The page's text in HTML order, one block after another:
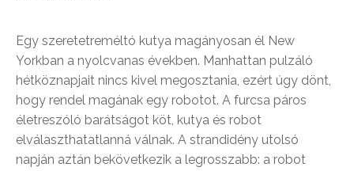
Egy szeretetreméltó kutya magányosan él New
Yorkban a nyolcvanas években. Manhattan pulzáló
hétköznapjait nincs kivel megosztania, ezért úgy dönt,
hogy rendel magának egy robotot. A furcsa páros
életreszóló barátságot köt, kutya és robot
elválaszthatatlanná válnak. A strandidény utolsó
napján aztán bekövetkezik a legrosszabb: a robot